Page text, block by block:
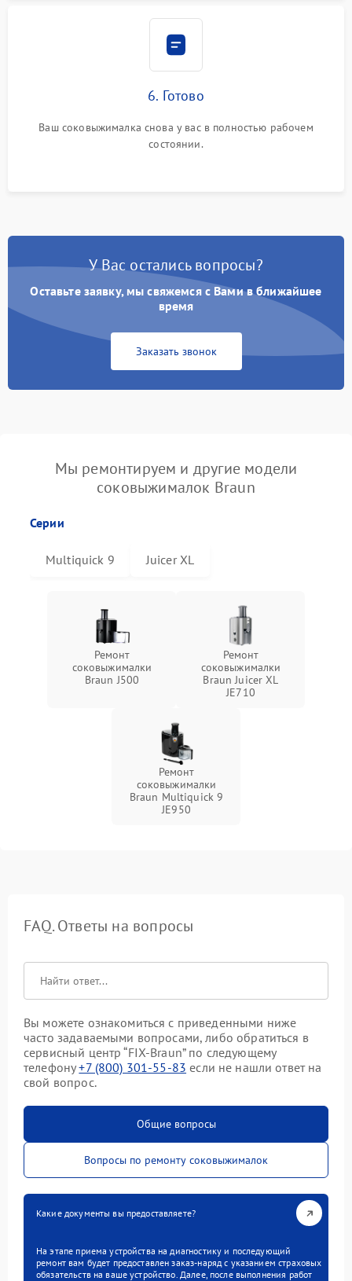
6. Готово
Ваш соковыжималка снова у вас в полностью рабочем
состоянии.
У Вас остались вопросы?
Оставьте заявку, мы свяжемся с Вами в ближайшее
время
Заказать звонок
Мы ремонтируем и другие модели
соковыжималок Braun
Серии
Multiquick 9 Juicer XL
Ремонт
соковыжималки
Braun J500
Ремонт
соковыжималки
Braun Juicer XL
JE710
Ремонт
соковыжималки
Braun Multiquick 9
JE950
FAQ. Ответы на вопросы
Вы можете ознакомиться с приведенными ниже
часто задаваемыми вопросами, либо обратиться в
сервисный центр “FIX-Braun” по следующему
телефону+7 (800) 301-55-83 если не нашли ответ на
свой вопрос.
Общие вопросы
Вопросы по ремонту соковыжималок
Какие документы вы предоставляете?
На этапе приема устройства на диагностику и последующий
ремонт вам будет предоставлен заказ-наряд с указанием страховых
обязательств на ваше устройство. Далее, после выполнения работ